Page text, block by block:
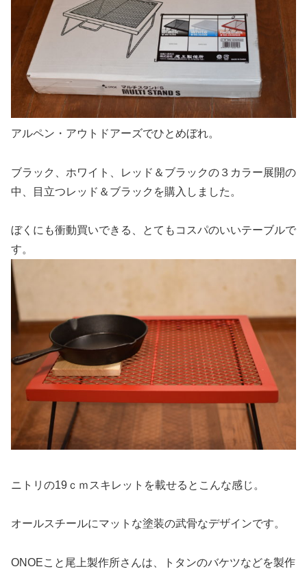
アルペン・アウトドアーズでひとめぼれ。
ブラック、ホワイト、レッド＆ブラックの３カラー展開の
中、目立つレッド＆ブラックを購入しました。
ぼくにも衝動買いできる、とてもコスパのいいテーブルで
す。
ニトリの19ｃｍスキレットを載せるとこんな感じ。
オールスチールにマットな塗装の武骨なデザインです。
ONOEこと尾上製作所さんは、トタンのバケツなどを製作